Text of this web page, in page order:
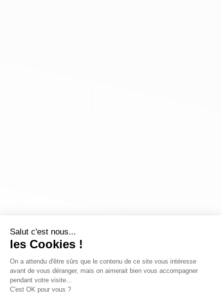
Salut c'est nous...
les Cookies !
On a attendu d'être sûrs que le contenu de ce site vous intéresse
avant de vous déranger, mais on aimerait bien vous accompagner
pendant votre visite...
C'est OK pour vous ?